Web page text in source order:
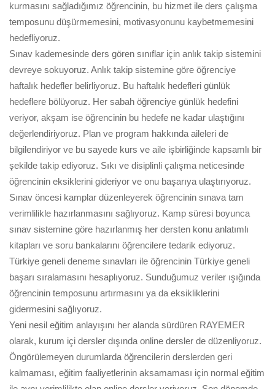
kurmasını sağladığımız öğrencinin, bu hizmet ile ders çalışma
temposunu düşürmemesini, motivasyonunu kaybetmemesini
hedefliyoruz.
Sınav kademesinde ders gören sınıflar için anlık takip sistemini
devreye sokuyoruz. Anlık takip sistemine göre öğrenciye
haftalık hedefler belirliyoruz. Bu haftalık hedefleri günlük
hedeflere bölüyoruz. Her sabah öğrenciye günlük hedefini
veriyor, akşam ise öğrencinin bu hedefe ne kadar ulaştığını
değerlendiriyoruz. Plan ve program hakkında aileleri de
bilgilendiriyor ve bu sayede kurs ve aile işbirliğinde kapsamlı bir
şekilde takip ediyoruz. Sıkı ve disiplinli çalışma neticesinde
öğrencinin eksiklerini gideriyor ve onu başarıya ulaştırıyoruz.
Sınav öncesi kamplar düzenleyerek öğrencinin sınava tam
verimlilikle hazırlanmasını sağlıyoruz. Kamp süresi boyunca
sınav sistemine göre hazırlanmış her dersten konu anlatımlı
kitapları ve soru bankalarını öğrencilere tedarik ediyoruz.
Türkiye geneli deneme sınavları ile öğrencinin Türkiye geneli
başarı sıralamasını hesaplıyoruz. Sunduğumuz veriler ışığında
öğrencinin temposunu artırmasını ya da eksikliklerini
gidermesini sağlıyoruz.
Yeni nesil eğitim anlayışını her alanda sürdüren RAYEMER
olarak, kurum içi dersler dışında online dersler de düzenliyoruz.
Öngörülemeyen durumlarda öğrencilerin derslerden geri
kalmaması, eğitim faaliyetlerinin aksamaması için normal eğitim